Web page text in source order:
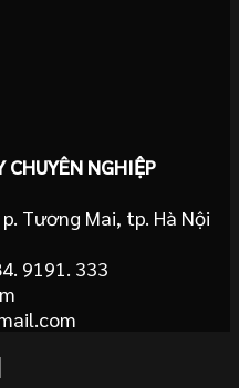
CHUYÊN NGHIỆP
Tương Mai, tp. Hà Nội
9191. 333